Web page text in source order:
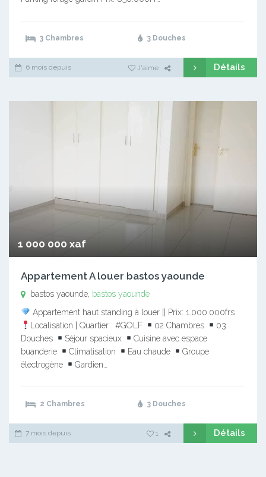
3 Chambres 3 Douches
6 mois depuis J'aime Détails
1 000 000 xaf
Appartement A louer bastos yaounde
bastos yaounde, bastos yaounde
Appartement haut standing à louer || Prix: 1.000.000frs
Localisation | Quartier : #GOLF
02 Chambres
03
Douches
Séjour spacieux
Cuisine avec espace
buanderie
Climatisation Eau chaude
Groupe
électrogène
Gardien…
2 Chambres 3 Douches
7 mois depuis 1 Détails